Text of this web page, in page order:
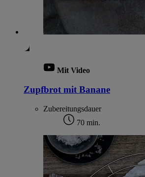
Mit Video
Zupfbrot mit Banane
Zubereitungsdauer
70 min.